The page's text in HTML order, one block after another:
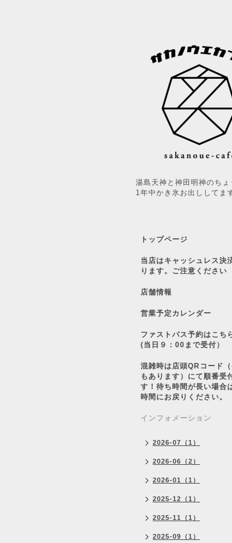
湯島天神と神田明神のち
1年中かき氷お出ししてま
トップページ
当店はキャッシュレス決
ります。ご注意ください
店舗情報
営業予定カレンダー
ファストパス予約はこち
(当日９：00まで受付）
混雑時は店頭QRコード
もあります）にて順番受
す！待ち時間が長い場合
時間にお戻りください。
インフォメーション
2026-07（1）
2026-06（2）
2026-01（1）
2025-12（1）
2025-11（1）
2025-09（1）